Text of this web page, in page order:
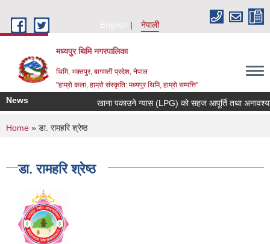
English
नेपाली
मध्यपुर थिमि नगरपालिका
थिमि, भक्तपुर, बागमती प्रदेश, नेपाल
"हाम्रो कला, हाम्रो संस्कृति: मध्यपुर थिमि, हाम्रो सम्पत्ति"
News खाना पकाउने ग्यास (LPG) को सहज आपूर्ति तथा
You are here
Home » डा. रामहरि श्रेष्ठ
डा. रामहरि श्रेष्ठ